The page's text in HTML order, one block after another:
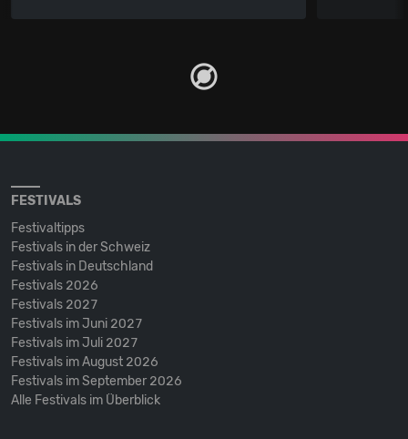
FESTIVALS
Festivaltipps
Festivals in der Schweiz
Festivals in Deutschland
Festivals 2026
Festivals 2027
Festivals im Juni 2027
Festivals im Juli 2027
Festivals im August 2026
Festivals im September 2026
Alle Festivals im Überblick